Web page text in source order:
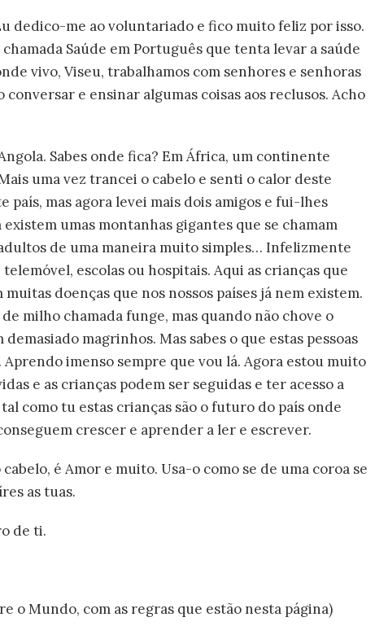
dedico-me ao voluntariado e fico muito feliz por isso.
Saúde em Português que tenta levar a saúde
vivo, Viseu, trabalhamos com senhores e senhoras
e ensinar algumas coisas aos reclusos. Acho
Sabes onde fica? Em África, um continente
uma vez trancei o cabelo e senti o calor deste
mas agora levei mais dois amigos e fui-lhes
umas montanhas gigantes que se chamam
de uma maneira muito simples… Infelizmente
escolas ou hospitais. Aqui as crianças que
doenças que nos nossos países já nem existem.
milho chamada funge, mas quando não chove o
magrinhos. Mas sabes o que estas pessoas
imenso sempre que vou lá. Agora estou muito
e as crianças podem ser seguidas e ter acesso a
como tu estas crianças são o futuro do país onde
crescer e aprender a ler e escrever.
é Amor e muito. Usa-o como se de uma coroa se
as tuas.
de ti.
o Mundo, com as regras que estão nesta página)